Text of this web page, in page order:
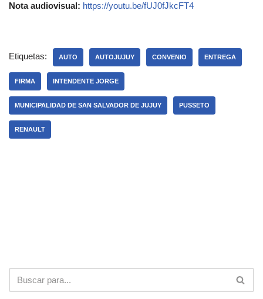
Nota audiovisual: https://youtu.be/fUJ0fJkcFT4
Etiquetas: AUTO AUTOJUJUY CONVENIO ENTREGA
FIRMA INTENDENTE JORGE
MUNICIPALIDAD DE SAN SALVADOR DE JUJUY PUSSETO
RENAULT